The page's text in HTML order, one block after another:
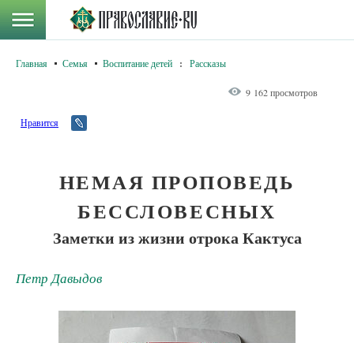
Главная Семья Воспитание детей : Рассказы
9 162 просмотров
Нравится
НЕМАЯ ПРОПОВЕДЬ
БЕССЛОВЕСНЫХ
Заметки из жизни отрока Кактуса
Петр Давыдов